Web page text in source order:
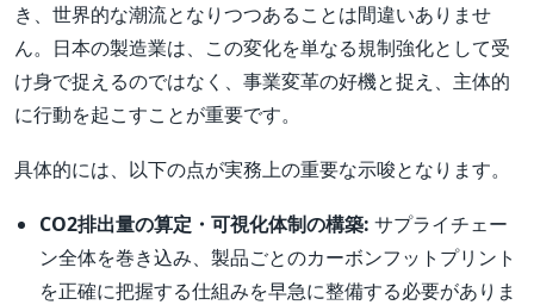
き、世界的な潮流となりつつあることは間違いありませ
ん。日本の製造業は、この変化を単なる規制強化として受
け身で捉えるのではなく、事業変革の好機と捉え、主体的
に行動を起こすことが重要です。
具体的には、以下の点が実務上の重要な示唆となります。
CO2排出量の算定・可視化体制の構築: サプライチェー
ン全体を巻き込み、製品ごとのカーボンフットプリント
を正確に把握する仕組みを早急に整備する必要がありま